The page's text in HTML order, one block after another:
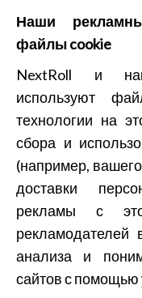
Наши
файлы cookie
NextRoll и
используют
технологии на
сбора и
(например,
доставки
рекламы с
анализа и
сайтов с помощью